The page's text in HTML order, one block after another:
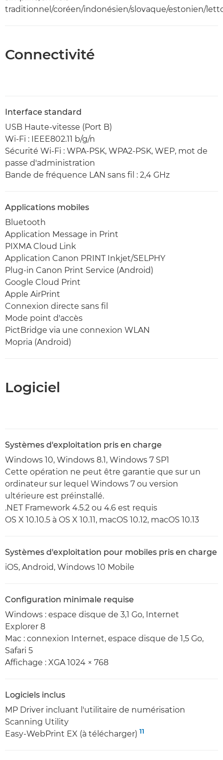
traditionnel/coréen/indonésien/slovaque/estonien/
Connectivité
Interface standard
USB Haute-vitesse (Port B)
Wi-Fi : IEEE802.11 b/g/n
Sécurité Wi-Fi : WPA-PSK, WPA2-PSK, WEP, mot de
passe d'administration
Bande de fréquence LAN sans fil : 2,4 GHz
Applications mobiles
Bluetooth
Application Message in Print
PIXMA Cloud Link
Application Canon PRINT Inkjet/SELPHY
Plug-in Canon Print Service (Android)
Google Cloud Print
Apple AirPrint
Connexion directe sans fil
Mode point d'accès
PictBridge via une connexion WLAN
Mopria (Android)
Logiciel
Systèmes d'exploitation pris en charge
Windows 10, Windows 8.1, Windows 7 SP1
Cette opération ne peut être garantie que sur un
ordinateur sur lequel Windows 7 ou version
ultérieure est préinstallé.
.NET Framework 4.5.2 ou 4.6 est requis
OS X 10.10.5 à OS X 10.11, macOS 10.12, macOS 10.13
Systèmes d'exploitation pour mobiles pris en charge
iOS, Android, Windows 10 Mobile
Configuration minimale requise
Windows : espace disque de 3,1 Go, Internet
Explorer 8
Mac : connexion Internet, espace disque de 1,5 Go,
Safari 5
Affichage : XGA 1024 × 768
Logiciels inclus
MP Driver incluant l'utilitaire de numérisation
Scanning Utility
Easy-WebPrint EX (à télécharger) 11